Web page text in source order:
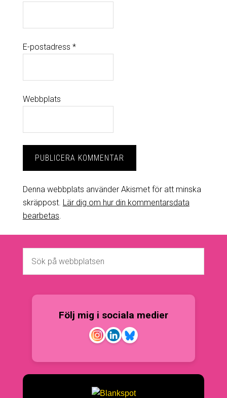
E-postadress *
Webbplats
Denna webbplats använder Akismet för att minska
skräppost. Lär dig om hur din kommentarsdata
bearbetas
Följ mig i sociala medier